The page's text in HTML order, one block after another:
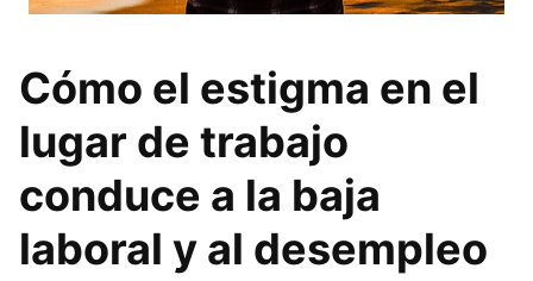
Cómo el estigma en el
lugar de trabajo
conduce a la baja
laboral y al desempleo